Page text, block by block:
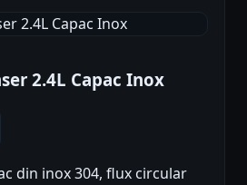
2.4L Capac Inox
din inox 304, flux circular